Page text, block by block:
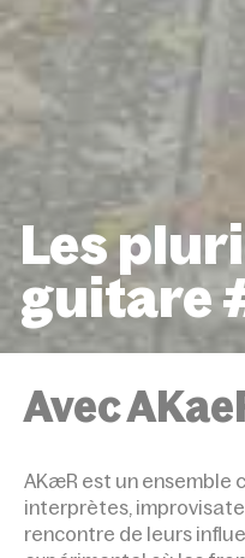
Les
guitare
Avec
AKæR est un ensemble
interprètes,
rencontre de leurs